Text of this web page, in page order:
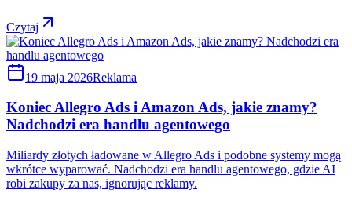
Czytaj
19 maja 2026Reklama
Koniec Allegro Ads i Amazon Ads, jakie znamy?
Nadchodzi era handlu agentowego
Miliardy złotych ładowane w Allegro Ads i podobne systemy mogą
wkrótce wyparować. Nadchodzi era handlu agentowego, gdzie AI
robi zakupy za nas, ignorując reklamy.